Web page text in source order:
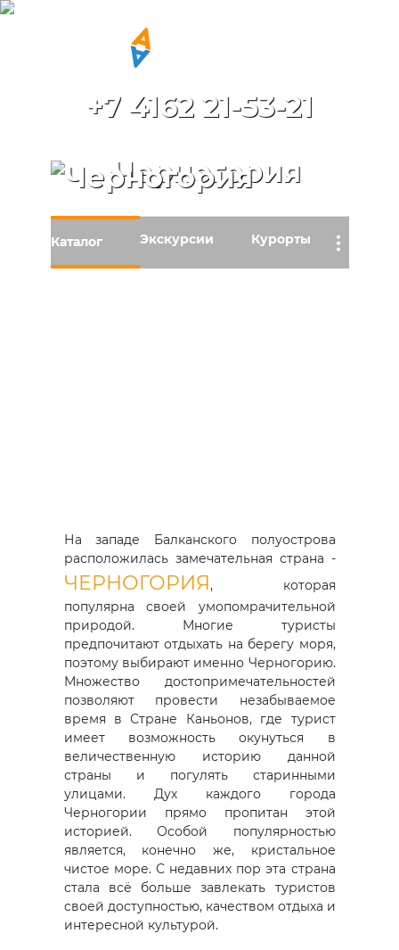
+7 4162 21-53-21
Черногория
…
Каталог Экскурсии Курорты
На западе Балканского полуострова
расположилась замечательная страна -
ЧЕРНОГОРИЯ, которая
популярна своей умопомрачительной
природой. Многие туристы
предпочитают отдыхать на берегу моря,
поэтому выбирают именно Черногорию.
Множество достопримечательностей
позволяют провести незабываемое
время в Стране Каньонов, где турист
имеет возможность окунуться в
величественную историю данной
страны и погулять старинными
улицами. Дух каждого города
Черногории прямо пропитан этой
историей. Особой популярностью
является, конечно же, кристальное
чистое море. С недавних пор эта страна
стала всё больше завлекать туристов
своей доступностью, качеством отдыха и
интересной культурой.